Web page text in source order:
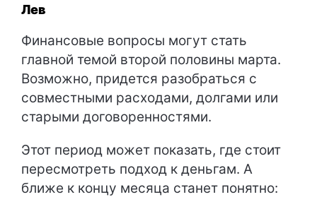
Лев
Финансовые вопросы могут стать
главной темой второй половины марта.
Возможно, придется разобраться с
совместными расходами, долгами или
старыми договоренностями.
Этот период может показать, где стоит
пересмотреть подход к деньгам. А
ближе к концу месяца станет понятно: